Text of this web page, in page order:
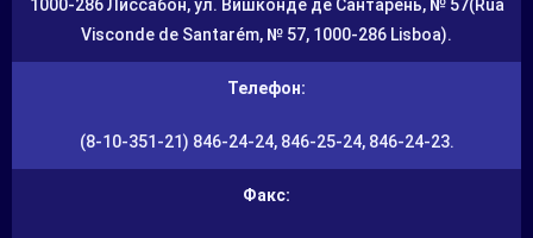
1000-286 Лиссабон, ул. Вишконде де Сантарень, № 57(Rua
Visconde de Santarém, № 57, 1000-286 Lisboa).
Телефон:
(8-10-351-21) 846-24-24, 846-25-24, 846-24-23.
Факс: